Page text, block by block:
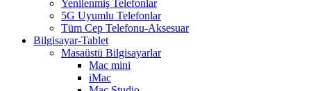
Yenilenmiş Telefonlar
5G Uyumlu Telefonlar
Tüm Cep Telefonu-Aksesuar
Bilgisayar-Tablet
Masaüstü Bilgisayarlar
Mac mini
iMac